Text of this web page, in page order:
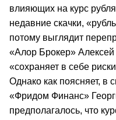
влияющих на курс
недавние скачки,
потому выглядит
«Алор Брокер»
«сохраняет в себе
Однако как поясняет, в
«Фридом Финанс»
предполагалось, что